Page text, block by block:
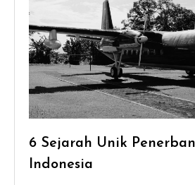
6 Sejarah Unik
Indonesia